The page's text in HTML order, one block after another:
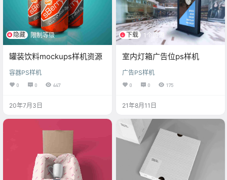
隐藏 限制等级
罐装饮料mockups样机资源
容器PS样机
0 0 447
20年7月3日
下载 1个资源
室内灯箱广告位ps样机
广告PS样机
0 0 175
21年8月11日